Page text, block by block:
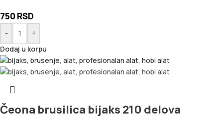
750 RSD
-
+
Dodaj u korpu
Čeona brusilica bijaks 210 delova